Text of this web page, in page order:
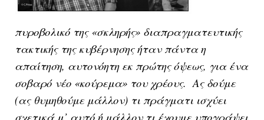
πυροβολικό της «σκληρής» διαπραγματευτικής
τακτικής της κυβέρνησης ήταν πάντα η
απαίτηση, αυτονόητη εκ πρώτης όψεως, για ένα
σοβαρό νέο «κούρεμα» του χρέους. Ας δούμε
(ας θυμηθούμε μάλλον) τι πράγματι ισχύει
σχετικά μ’ αυτό ή μάλλον τι έχουμε υπογράψει